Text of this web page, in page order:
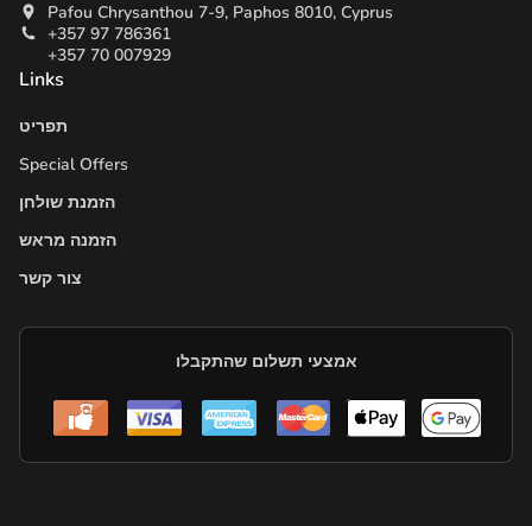
Pafou Chrysanthou 7-9, Paphos 8010, Cyprus
+357 97 786361
+357 70 007929
Links
תפריט
Special Offers
הזמנת שולחן
הזמנה מראש
צור קשר
אמצעי תשלום שהתקבלו